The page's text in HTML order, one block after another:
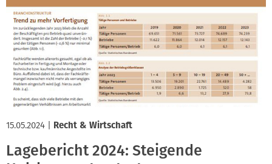
15.05.2024 Recht & Wirtschaft
Lagebericht 2024: Steigende